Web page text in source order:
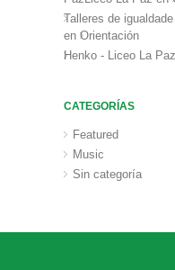
Talleres de
enOrientación
Henko - Liceo La
CATEGORÍAS
Featured
Music
Sin categoría